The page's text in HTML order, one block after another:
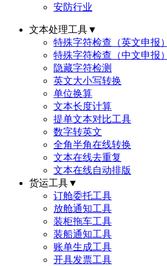
安防行业
文本处理工具▼
特殊字符检查（英文申报）
特殊字符检查（中文申报）
隐藏字符检测
英文大小写转换
单位换算
文本长度计算
提单文本对比工具
数字转英文
全角半角在线转换
文本在线去重复
文本在线自动排版
货运工具▼
订舱委托工具
放舱通知工具
装柜拖车工具
装船通知工具
账单生成工具
开具发票工具